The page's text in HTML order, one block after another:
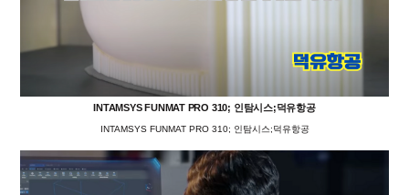
INTAMSYS FUNMAT PRO 310; 인탐시스;덕유항공
INTAMSYS FUNMAT PRO 310; 인탐시스;덕유항공